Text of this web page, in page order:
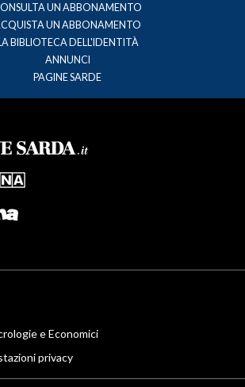
UN ABBONAMENTO
UN ABBONAMENTO
BIBLIOTECA DELL'IDENTITÀ
ANNUNCI
PAGINE SARDE
e Economici
privacy